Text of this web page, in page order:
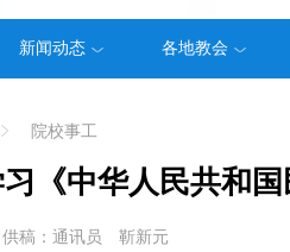
新闻动态 各地教会
院校事工
《中华人民共和
供稿：通讯员 靳新元